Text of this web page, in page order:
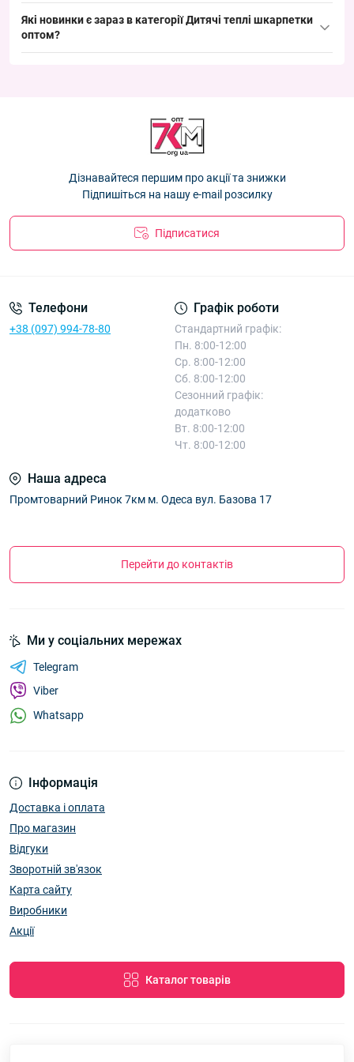
Шкарпетки дитячі Оптом норка для хлопчиків та дівчаток
12-24 місяців "Сніговик" Корона C3579-1
Шкарпетки дитячі Оптом норка для дівчаток 6-12 місяців
"Сердечки" Корона CY4008— 32.40 ₴
— 40.50 ₴
Які новинки є зараз в категоріїДитячі теплі шкарпетки
оптом?
Шкарпетки дитячі Оптом норка для хлопчиків та дівчаток
12-24 місяців "Сніговик" Корона C3579-1
Шкарпетки дитячі Оптом кашемір для дівчаток 3-5 років
"Котик" Корона CY555-1— 35.10 ₴
Дізнавайтеся першим про акції та знижки
Підпишіться на нашу e-mail розсилку
Підписатися
Телефони
+38 (097) 994-78-80
Графік роботи
Стандартний графік:
Пн. 8:00-12:00
Ср. 8:00-12:00
Сб. 8:00-12:00
Сезонний графік:
додатково
Вт. 8:00-12:00
Чт. 8:00-12:00
Наша адреса
Промтоварний Ринок 7км м. Одеса вул. Базова 17
Перейти до контактів
Інформація
Доставка і оплата
Про магазин
Відгуки
Зворотній зв'язок
Карта сайту
Виробники
Акції
Каталог товарів
Ми у соціальних мережах
Telegram
Viber
Whatsapp